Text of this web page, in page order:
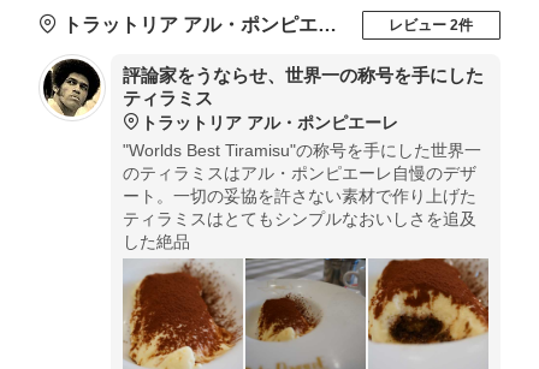
トラットリア アル・ポンピエーレ レビュー 2件
評論家をうならせ、世界一の称号を手にした
ティラミス
トラットリア アル・ポンピエーレ
"Worlds Best Tiramisu"の称号を手にした世界一
のティラミスはアル・ポンピエーレ自慢のデザ
ート。一切の妥協を許さない素材で作り上げた
ティラミスはとてもシンプルなおいしさを追及
した絶品